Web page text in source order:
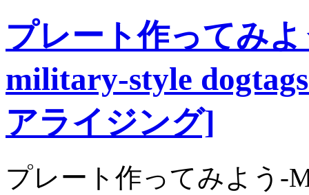
プレート作ってみ
military-style
アライジング]
プレート作ってみよう-